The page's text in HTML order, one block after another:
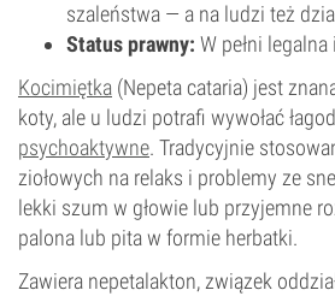
szaleństwa — a na ludzi też
Status prawny: W pełni
Kocimiętka (Nepeta cataria) jest
koty, ale u ludzi potrafi wywołać
psychoaktywne. Tradycyjnie
ziołowych na relaks i problemy ze
lekki szum w głowie lub przyjemne
palona lub pita w formie herbatki.
Zawiera nepetalakton, związek